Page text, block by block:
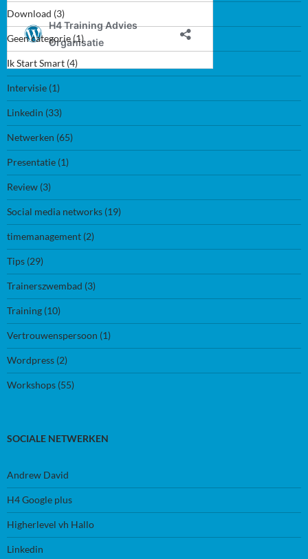
Download (3)
Geen categorie(1)
Ik Start Smart (4)
Intervisie (1)
Linkedin (33)
Netwerken (65)
Presentatie (1)
Review (3)
Social media networks (19)
timemanagement (2)
Tips (29)
Trainerszwembad (3)
Training (10)
Vertrouwenspersoon (1)
Wordpress (2)
Workshops (55)
SOCIALE NETWERKEN
Andrew David
H4 Google plus
Higherlevel vh Hallo
Linkedin